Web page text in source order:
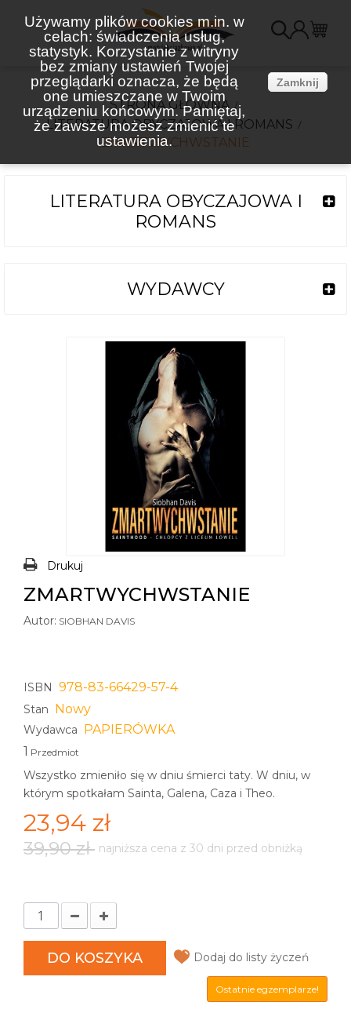
Używamy plików cookies m.in. w
celach: świadczenia usług,
statystyk. Korzystanie z witryny
bez zmiany ustawień Twojej
przeglądarki oznacza, że będą
one umieszczane w Twoim
urządzeniu końcowym. Pamiętaj,
że zawsze możesz zmienić te
ustawienia.
Zamknij
STRONA GŁÓWNA
LITERATURA OBYCZAJOWA I ROMANS
ZMARTWYCHWSTANIE
LITERATURA OBYCZAJOWA I
ROMANS
WYDAWCY
Drukuj
ZMARTWYCHWSTANIE
Autor: SIOBHAN DAVIS
ISBN 978-83-66429-57-4
Stan Nowy
Wydawca PAPIERÓWKA
1 Przedmiot
Wszystko zmieniło się w dniu śmierci taty. W dniu, w
którym spotkałam Sainta, Galena, Caza i Theo.
23,94 zł
39,90 zł najniższa cena z 30 dni przed obniżką
DO KOSZYKA Dodaj do listy życzeń
Ostatnie egzemplarze!